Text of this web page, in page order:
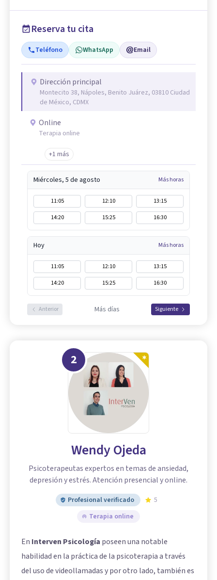
Reserva tu cita
Teléfono WhatsApp Email
Dirección principal
Montecito 38, Nápoles, Benito Juárez, 03810 Ciudad
de México, CDMX
Online
Terapia online
+1 más
Miércoles, 5 de agosto Más horas
11:05 12:10
13:15
14:20
15:25 16:30
Hoy Más horas
11:05 12:10
13:15
14:20
15:25 16:30
Anterior Más días Siguiente
2
Wendy Ojeda
Psicoterapeutas expertos en temas de ansiedad,
depresión y estrés. Atención presencial y online.
Profesional verificado
5
Terapia online
En Interven Psicología poseen una notable
habilidad en la práctica de la psicoterapia a través
del uso de videollamadas y por otro lado, también es